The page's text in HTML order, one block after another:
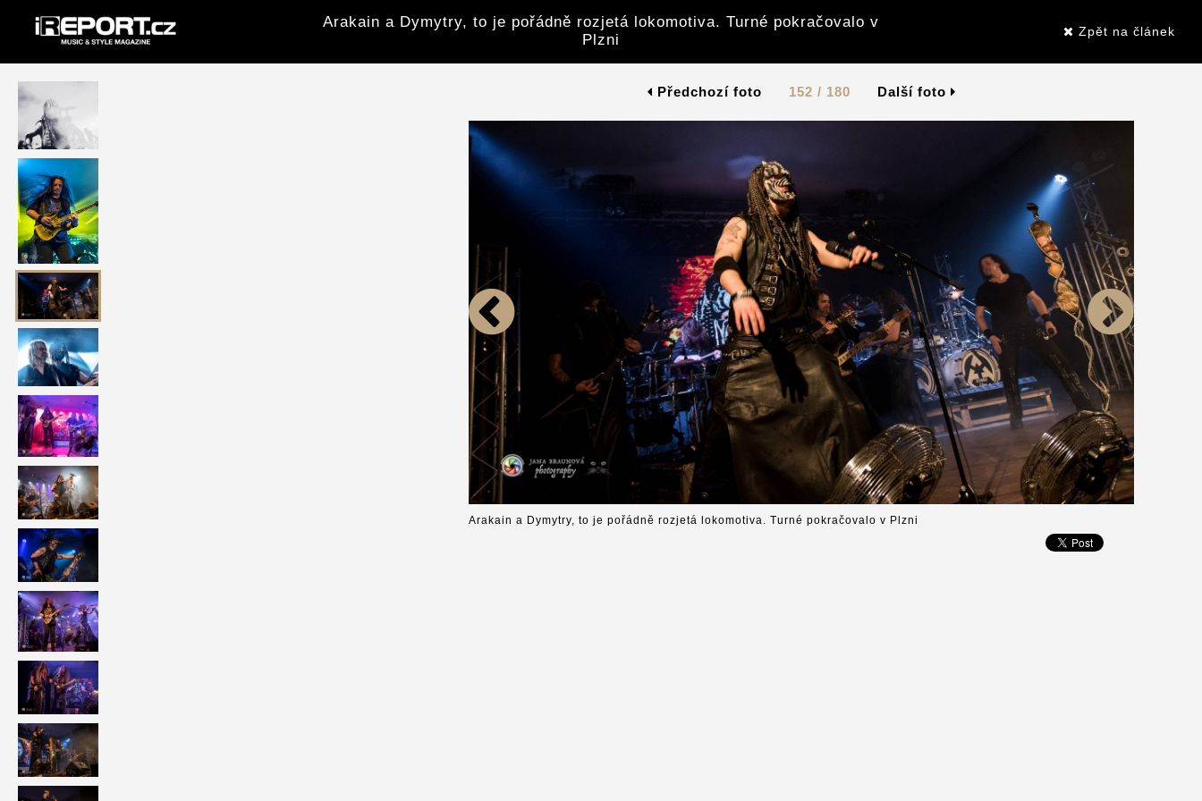
Arakain a Dymytry, to je pořádně rozjetá lokomotiva. Turné pokračovalo v
Plzni
Zpět na článek
Předchozí foto 152 / 180 Další foto
Arakain a Dymytry, to je pořádně rozjetá lokomotiva. Turné pokračovalo v Plzni